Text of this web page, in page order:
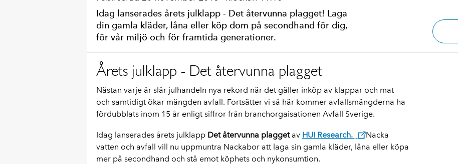
Idag lanserades årets julklapp - Det återvunna plagget! Laga
din gamla kläder, låna eller köp dom på secondhand för dig,
för vår miljö och för framtida generationer.
Årets julklapp - Det återvunna plagget
Nästan varje år slår julhandeln nya rekord när det gäller inköp av klappar och mat -
och samtidigt ökar mängden avfall. Fortsätter vi så här kommer avfallsmängderna ha
fördubblats inom 15 år enligt siffror från branchorgaisationen Avfall Sverige.
Idag lanserades årets julklapp Det återvunna plaggetav HUI Research.
Nacka
vatten och avfall vill nu uppmuntra Nackabor att laga sin gamla kläder, låna eller köpa
mer på secondhand och stå emot köphets och nykonsumtion.